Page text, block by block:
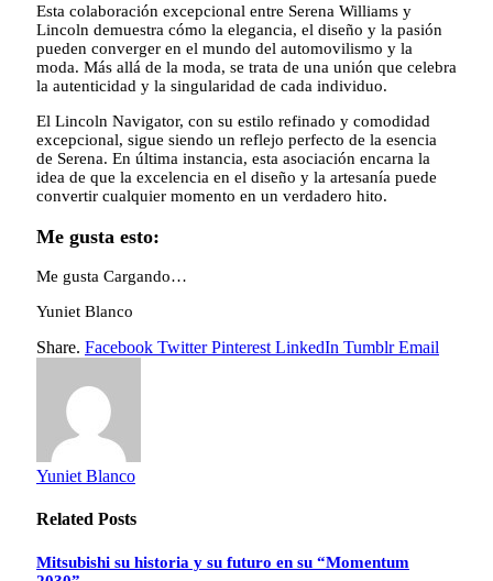
Esta colaboración excepcional entre Serena Williams y
Lincoln demuestra cómo la elegancia, el diseño y la pasión
pueden converger en el mundo del automovilismo y la
moda. Más allá de la moda, se trata de una unión que celebra
la autenticidad y la singularidad de cada individuo.
El Lincoln Navigator, con su estilo refinado y comodidad
excepcional, sigue siendo un reflejo perfecto de la esencia
de Serena. En última instancia, esta asociación encarna la
idea de que la excelencia en el diseño y la artesanía puede
convertir cualquier momento en un verdadero hito.
Me gusta esto:
Me gusta Cargando…
Yuniet Blanco
Share. Facebook Twitter Pinterest LinkedIn Tumblr Email
Yuniet Blanco
Related Posts
Mitsubishi su historia y su futuro en su “Momentum